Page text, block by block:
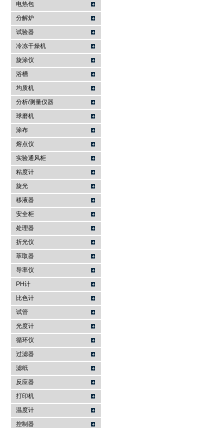
电热包
分解炉
试验器
冷冻干燥机
旋涂仪
浴槽
均质机
分析/测量仪器
球磨机
涂布
熔点仪
实验通风柜
粘度计
旋光
移液器
安全柜
处理器
折光仪
萃取器
导率仪
PH计
比色计
试管
光度计
循环仪
过滤器
滤纸
反应器
打印机
温度计
控制器